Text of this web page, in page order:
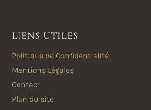
LIENS UTILES
Politique de Confidentialité
Mentions Légales
Contact
Plan du site